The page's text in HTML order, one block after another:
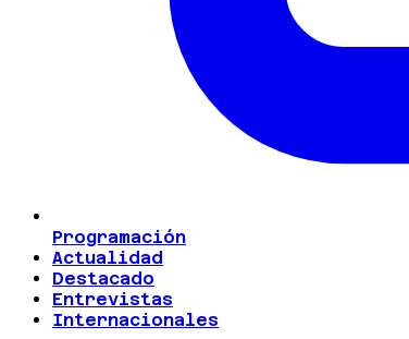
Programación
Actualidad
Destacado
Entrevistas
Internacionales